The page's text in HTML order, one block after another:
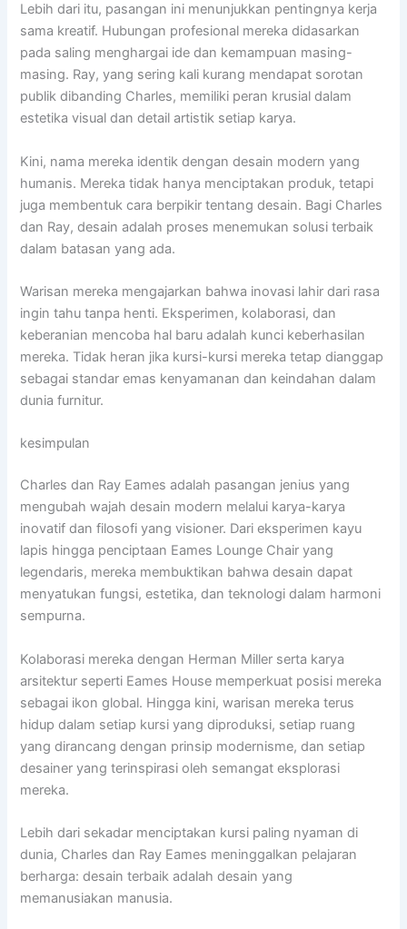
Lebih dari itu, pasangan ini menunjukkan pentingnya kerja
sama kreatif. Hubungan profesional mereka didasarkan
pada saling menghargai ide dan kemampuan masing-
masing. Ray, yang sering kali kurang mendapat sorotan
publik dibanding Charles, memiliki peran krusial dalam
estetika visual dan detail artistik setiap karya.
Kini, nama mereka identik dengan desain modern yang
humanis. Mereka tidak hanya menciptakan produk, tetapi
juga membentuk cara berpikir tentang desain. Bagi Charles
dan Ray, desain adalah proses menemukan solusi terbaik
dalam batasan yang ada.
Warisan mereka mengajarkan bahwa inovasi lahir dari rasa
ingin tahu tanpa henti. Eksperimen, kolaborasi, dan
keberanian mencoba hal baru adalah kunci keberhasilan
mereka. Tidak heran jika kursi-kursi mereka tetap dianggap
sebagai standar emas kenyamanan dan keindahan dalam
dunia furnitur.
kesimpulan
Charles dan Ray Eames adalah pasangan jenius yang
mengubah wajah desain modern melalui karya-karya
inovatif dan filosofi yang visioner. Dari eksperimen kayu
lapis hingga penciptaan Eames Lounge Chair yang
legendaris, mereka membuktikan bahwa desain dapat
menyatukan fungsi, estetika, dan teknologi dalam harmoni
sempurna.
Kolaborasi mereka dengan Herman Miller serta karya
arsitektur seperti Eames House memperkuat posisi mereka
sebagai ikon global. Hingga kini, warisan mereka terus
hidup dalam setiap kursi yang diproduksi, setiap ruang
yang dirancang dengan prinsip modernisme, dan setiap
desainer yang terinspirasi oleh semangat eksplorasi
mereka.
Lebih dari sekadar menciptakan kursi paling nyaman di
dunia, Charles dan Ray Eames meninggalkan pelajaran
berharga: desain terbaik adalah desain yang
memanusiakan manusia.